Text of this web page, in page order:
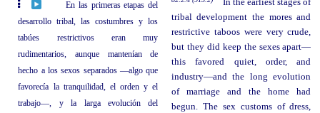
En las primeras etapas del
desarrollo tribal, las costumbres y los
tabúes restrictivos eran muy
rudimentarios, aunque mantenían de
hecho a los sexos separados —algo que
favorecía la tranquilidad, el orden y el
trabajo—, y la larga evolución del
In the earliest stages of
tribal development the mores and
restrictive taboos were very crude,
but they did keep the sexes apart—
this favored quiet, order, and
industry—and the long evolution
of marriage and the home had
begun. The sex customs of dress,